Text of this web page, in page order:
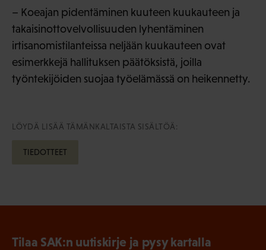
– Koeajan pidentäminen kuuteen kuukauteen ja
takaisinottovelvollisuuden lyhentäminen
irtisanomistilanteissa neljään kuukauteen ovat
esimerkkejä hallituksen päätöksistä, joilla
työntekijöiden suojaa työelämässä on heikennetty.
LÖYDÄ LISÄÄ TÄMÄNKALTAISTA SISÄLTÖÄ:
TIEDOTTEET
Tilaa SAK:n uutiskirje ja pysy kartalla